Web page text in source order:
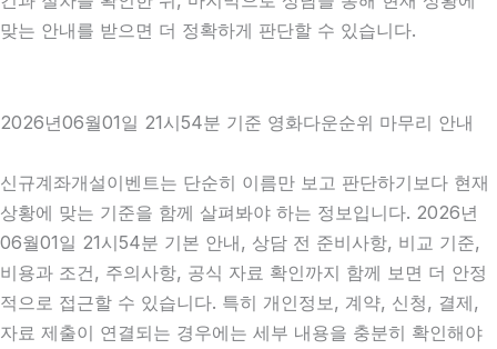
맞는 안내를 받으면 더 정확하게 판단할 수 있습니다.
2026년06월01일 21시54분 기준 영화다운순위 마무리 안내
신규계좌개설이벤트는 단순히 이름만 보고 판단하기보다 현재
상황에 맞는 기준을 함께 살펴봐야 하는 정보입니다. 2026년
06월01일 21시54분 기본 안내, 상담 전 준비사항, 비교 기준,
비용과 조건, 주의사항, 공식 자료 확인까지 함께 보면 더 안정
적으로 접근할 수 있습니다. 특히 개인정보, 계약, 신청, 결제,
자료 제출이 연결되는 경우에는 세부 내용을 충분히 확인해야